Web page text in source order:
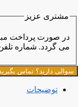
فروشی
عدد
مشتری عزیز
در صورت پرداخت
می گردد. شماره تلفن
سوالی دارید؟ تماس بگیرید 09192819954
توضیحات